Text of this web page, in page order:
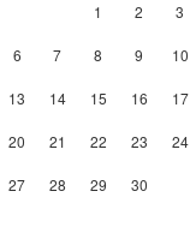
1
2 3
6 7 8 9 10
13 14 15 16 17
20 21 22 23 24
27 28 29 30
空調